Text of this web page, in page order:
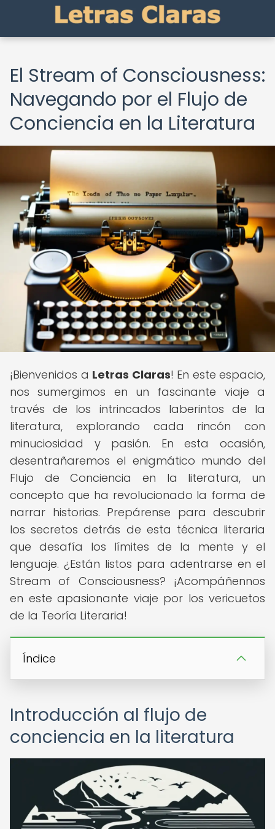
El Stream of Consciousness:
Navegando por el Flujo de
Conciencia en la Literatura
¡Bienvenidos a Letras Claras! En este espacio,
nos sumergimos en un fascinante viaje a
través de los intrincados laberintos de la
literatura, explorando cada rincón con
minuciosidad y pasión. En esta ocasión,
desentrañaremos el enigmático mundo del
Flujo de Conciencia en la literatura, un
concepto que ha revolucionado la forma de
narrar historias. Prepárense para descubrir
los secretos detrás de esta técnica literaria
que desafía los límites de la mente y el
lenguaje. ¿Están listos para adentrarse en el
Stream of Consciousness? ¡Acompáñennos
en este apasionante viaje por los vericuetos
de la Teoría Literaria!
Índice
Introducción al flujo de
conciencia en la literatura